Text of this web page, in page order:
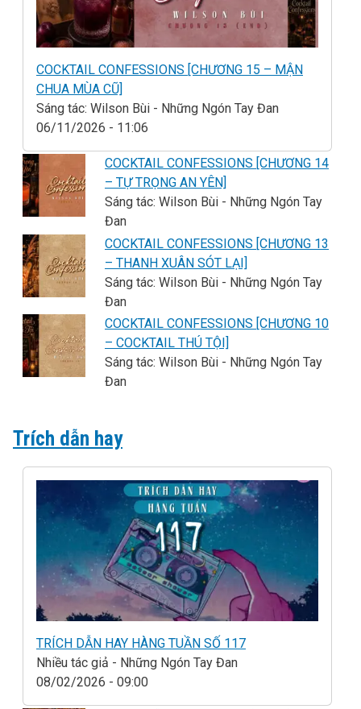
COCKTAIL CONFESSIONS [CHƯƠNG 15 – MẬN
CHUA MÙA CŨ]
Sáng tác: Wilson Bùi - Những Ngón Tay Đan
06/11/2026 - 11:06
COCKTAIL CONFESSIONS [CHƯƠNG 14
– TỰ TRỌNG AN YÊN]
Sáng tác: Wilson Bùi - Những Ngón Tay
Đan
COCKTAIL CONFESSIONS [CHƯƠNG 13
– THANH XUÂN SÓT LẠI]
Sáng tác: Wilson Bùi - Những Ngón Tay
Đan
COCKTAIL CONFESSIONS [CHƯƠNG 10
– COCKTAIL THÚ TỘI]
Sáng tác: Wilson Bùi - Những Ngón Tay
Đan
Trích dẫn hay
TRÍCH DẪN HAY HÀNG TUẦN SỐ 117
Nhiều tác giả - Những Ngón Tay Đan
08/02/2026 - 09:00